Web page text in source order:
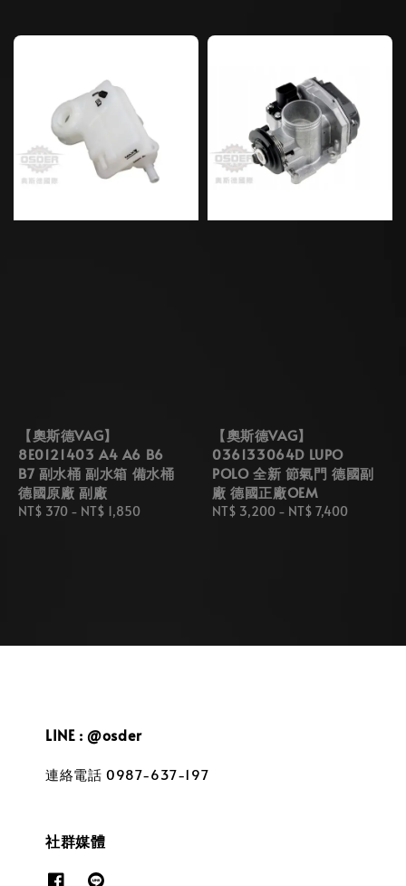
【奧斯德VAG】
8E0121403 A4 A6 B6
B7 副水桶 副水箱 備水桶
德國原廠 副廠
Regular
NT$ 370 - NT$ 1,850
【奧斯德VAG】
036133064D LUPO
POLO 全新 節氣門 德國副
廠 德國正廠OEM
Regular
NT$ 3,200 - NT$ 7,400
LINE : @osder
連絡電話 0987-637-197
社群媒體